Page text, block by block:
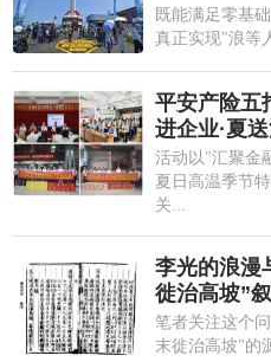
既能满足零基
真正实现"浪等
平安产险五
进企业·夏
活动以"汇聚金
夏日高温季节
关...
李光的浪
徙治高坡”
笔者关注这个
末徙治高坡"的